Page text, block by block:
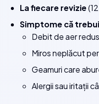
La fiecare revizie
Simptome că
Debit de aer
Miros neplăcut
Geamuri care
Alergii sau iritații